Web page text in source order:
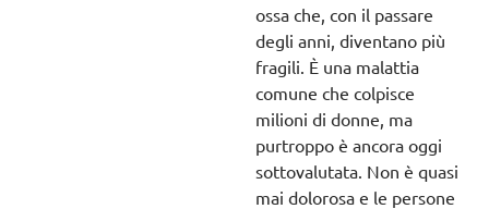
ossa che, con il passare
degli anni, diventano più
fragili. È una malattia
comune che colpisce
milioni di donne, ma
purtroppo è ancora oggi
sottovalutata. Non è quasi
mai dolorosa e le persone